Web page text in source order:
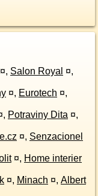
¤, Salon Royal ¤,
¤, Eurotech ¤,
, Potraviny Dita ¤,
¤, Senzacionel
¤, Home interier
¤, Minach ¤, Albert